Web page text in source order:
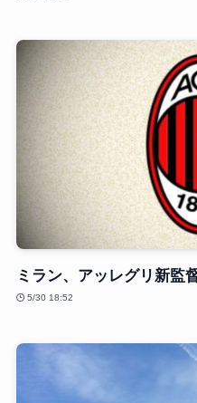
ミラン、アッレグリ新監
5/30 18:52